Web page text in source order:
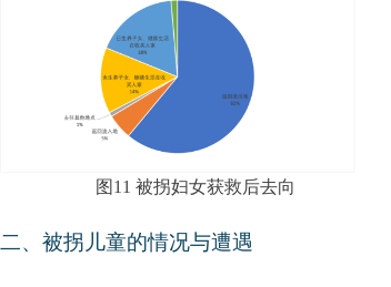
图 11 被拐妇女获救后去向
二、被拐儿童的情况与遭遇